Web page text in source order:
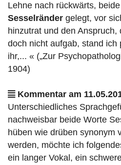
Lehne nach rückwärts,
Sesselränder gelegt, vor
hinzutrat und den Anspruch,
doch nicht aufgab, stand ich
ihr,... « („Zur
1904)
Kommentar am
Unterschiedliches
nachweisbar beide Worte
hüben wie drüben synonym
werden, möchte ich
ein langer Vokal, ein